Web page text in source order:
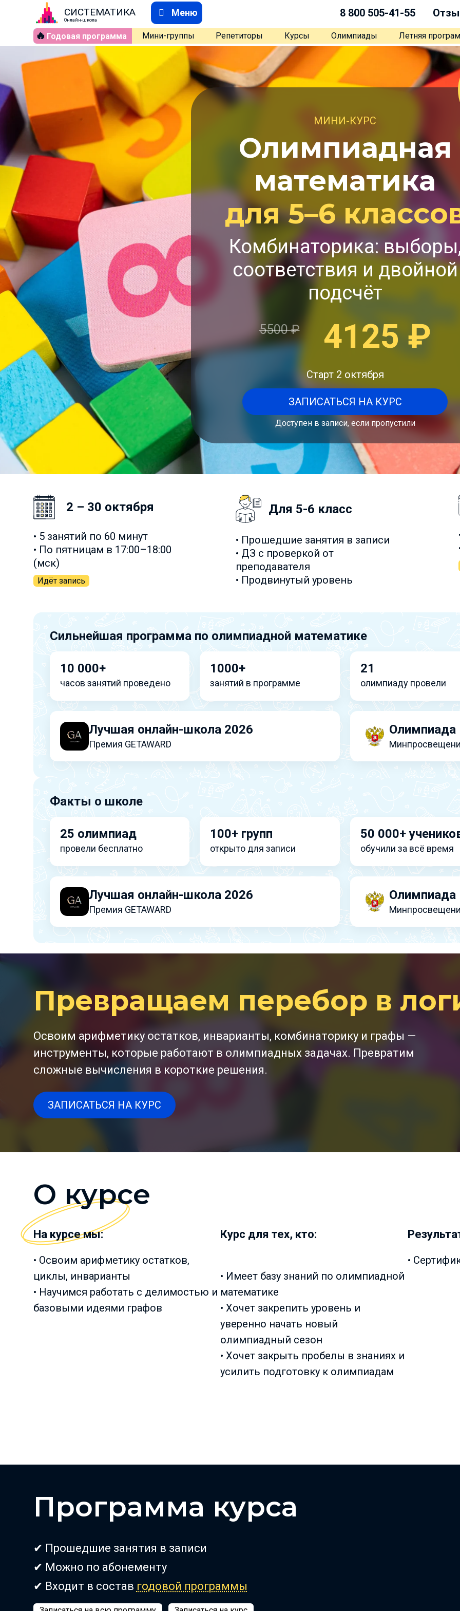
СИСТЕМАТИКА
Онлайн-школа
Меню 8 800 505-41-55
🔥 Годовая программа Мини-группы Репетиторы Курсы Олимпиады Летняя
МИНИ-КУРС
Олимпиадная
математика
для 5–6
Комбинаторика:
соответствия и двойной
подсчёт
5500₽ 4125 ₽
Старт 2 октября
ЗАПИСАТЬСЯ НА КУРС
Доступен в записи, если пропустили
2 – 30 октября
• 5 занятий по 60 минут
• По пятницам в 17:00–18:00
(мск)
Идёт запись
Для 5-6 класс
• Прошедшие занятия в записи
• ДЗ с проверкой от
преподавателя
• Продвинутый уровень
Сильнейшая программа по олимпиадной математике
10 000+
часов занятий проведено
1000+
занятий в программе
21
олимпиаду провели
Лучшая онлайн-школа 2026
Премия GETAWARD
Олимпиада
Факты о школе
25 олимпиад
провели бесплатно
100+ групп
открыто для записи
50 000+
обучили за всё время
Лучшая онлайн-школа 2026
Премия GETAWARD
Олимпиада
Превращаем перебор в
Освоим арифметику остатков, инварианты, комбинаторику и графы —
инструменты, которые работают в олимпиадных задачах. Превратим
сложные вычисления в короткие решения.
ЗАПИСАТЬСЯ НА КУРС
О курсе
На курсе мы:
• Освоим арифметику остатков,
циклы, инварианты
• Научимся работать с делимостью и
базовыми идеями графов
Курс для тех, кто:
• Имеет базу знаний по олимпиадной
математике
• Хочет закрепить уровень и
уверенно начать новый
олимпиадный сезон
• Хочет закрыть пробелы в знаниях и
усилить подготовку к олимпиадам
•
Программа курса
✔ Прошедшие занятия в записи
✔ Можно по абонементу
✔ Входит в состав годовой программы